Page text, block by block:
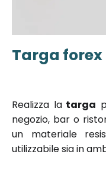
Targa forex
Vai
all'inizio
immagini
Realizza latarga
negozio, bar o
un materiale
utilizzabile sia in